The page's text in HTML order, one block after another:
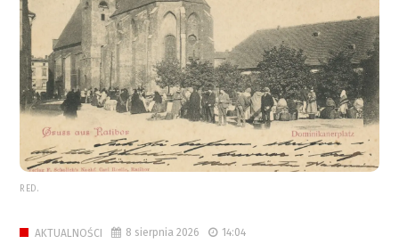
RED.
AKTUALNOŚCI 8 sierpnia 2026 14:04